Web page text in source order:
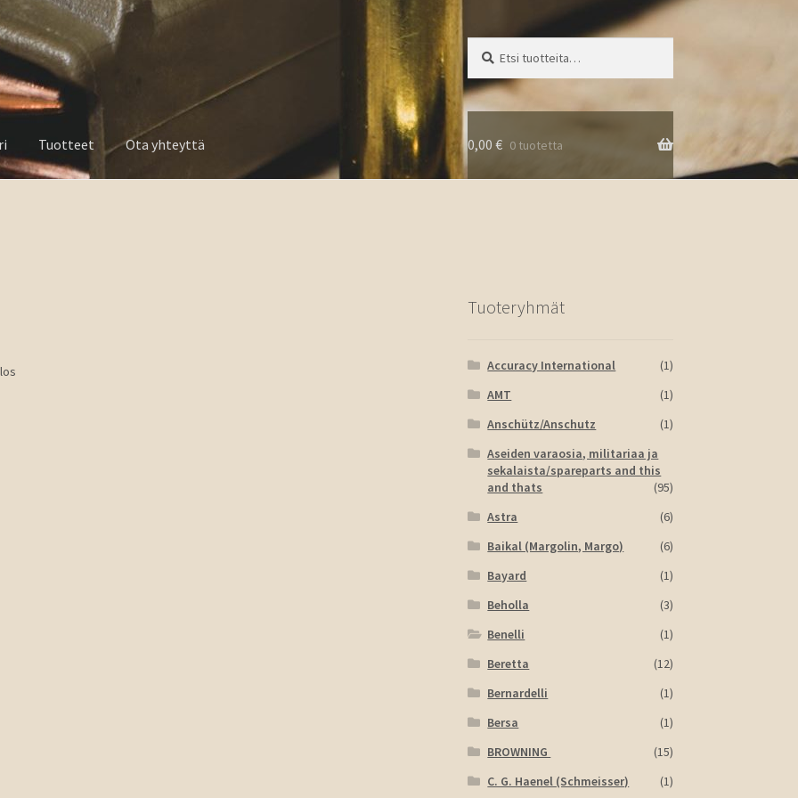
Tuotteet Ota yhteyttä 0,00 € 0 tuotetta
Tuoteryhmät
Accuracy International
(1)
AMT
(1)
Anschütz/Anschutz
(1)
Aseiden varaosia, militariaa ja
sekalaista/spareparts and this
and thats
(95)
Astra
(6)
Baikal (Margolin, Margo)
(6)
Bayard
(1)
Beholla
(3)
Benelli
(1)
Beretta
(12)
Bernardelli
(1)
Bersa
(1)
BROWNING
(15)
C. G. Haenel (Schmeisser)
(1)